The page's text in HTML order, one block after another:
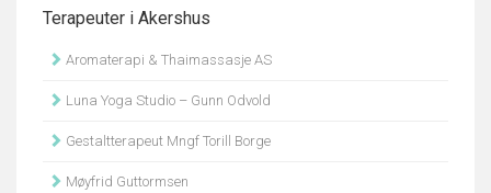
Terapeuter i Akershus
Aromaterapi & Thaimassasje AS
Luna Yoga Studio – Gunn Odvold
Gestaltterapeut Mngf Torill Borge
Møyfrid Guttormsen